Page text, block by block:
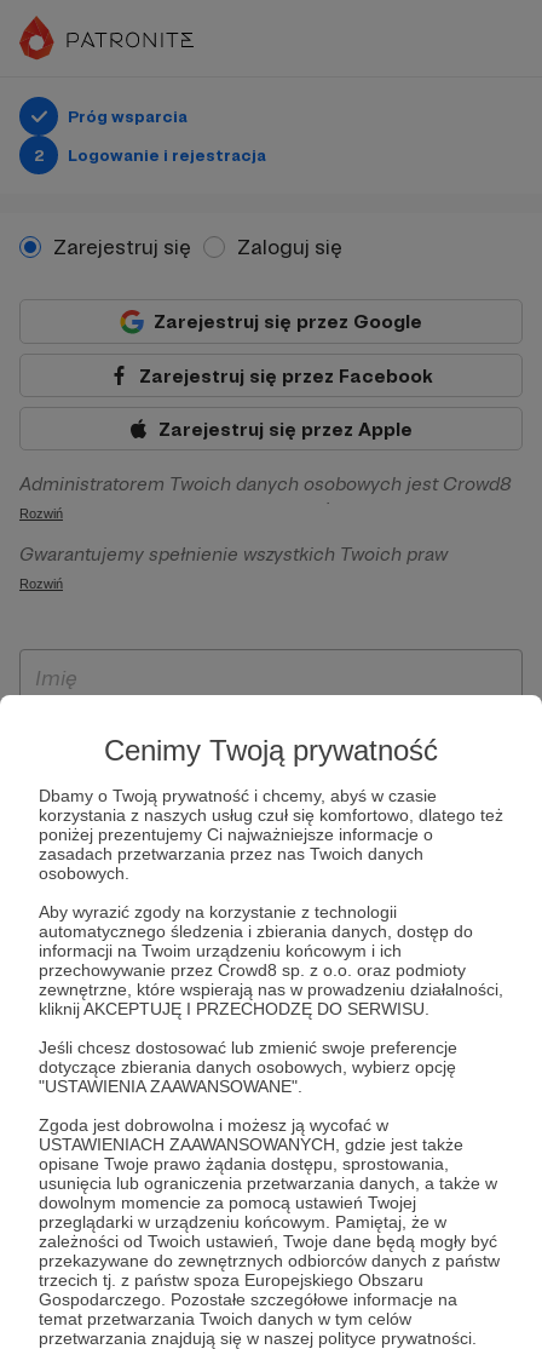
Cenimy Twoją prywatność
Dbamy o Twoją prywatność i chcemy, abyś w czasie
korzystania z naszych usług czuł się komfortowo, dlatego też
poniżej prezentujemy Ci najważniejsze informacje o
zasadach przetwarzania przez nas Twoich danych
osobowych.
Aby wyrazić zgody na korzystanie z technologii
automatycznego śledzenia i zbierania danych, dostęp do
informacji na Twoim urządzeniu końcowym i ich
przechowywanie przez Crowd8 sp. z o.o. oraz podmioty
zewnętrzne, które wspierają nas w prowadzeniu działalności,
kliknij AKCEPTUJĘ I PRZECHODZĘ DO SERWISU.
Jeśli chcesz dostosować lub zmienić swoje preferencje
dotyczące zbierania danych osobowych, wybierz opcję
"USTAWIENIA ZAAWANSOWANE".
Zgoda jest dobrowolna i możesz ją wycofać w
USTAWIENIACH ZAAWANSOWANYCH, gdzie jest także
opisane Twoje prawo żądania dostępu, sprostowania,
usunięcia lub ograniczenia przetwarzania danych, a także w
dowolnym momencie za pomocą ustawień Twojej
przeglądarki w urządzeniu końcowym. Pamiętaj, że w
zależności od Twoich ustawień, Twoje dane będą mogły być
przekazywane do zewnętrznych odbiorców danych z państw
trzecich tj. z państw spoza Europejskiego Obszaru
Gospodarczego. Pozostałe szczegółowe informacje na
temat przetwarzania Twoich danych w tym celów
przetwarzania znajdują się w naszej polityce prywatności.
Próg wsparcia
2
Logowanie i rejestracja
Zarejestruj się Zaloguj się
Zarejestruj się przez Google
Zarejestruj się przez Facebook
Zarejestruj się przez Apple
Administratorem Twoich danych osobowych jest Crowd8
sp. z o.o. z siedziba w Warszawie, ul. Żwirki i Wigury 16, 02-
092 Warszawa. Twoje dane osobowe będą przetwarzane w
szczególności w celu wykonania umowy zawartej z Tobą, w
Patronite.pl, w tym możliwości dokonywania oraz
otrzymywania wsparcia na naszej platformie oraz
Rozwiń
Gwarantujemy spełnienie wszystkich Twoich praw
wynikających z ogólnego rozporządzenia o ochronie
ich przenoszenia, niepodlegania zautomatyzowanemu
podejmowaniu decyzji, w tym profilowaniu, a także prawo
osobowych. Rejestracja dla osób niepełnoletnich możliwa
jest po przekazaniu podpisanego formularza "Zgodna na
założenie konta przez osobę niepełnoletnią", formularz
dostępny jest na stronie regulaminu Patronite.pl.
Rozwiń
* Zapoznałem się i akceptujęRegulaminserwisu oraz
Prywatności
* Wyrażam zgodę na przetwarzanie moich danych
osobowych podanych w formularzu rejestracyjnym w celu
prawidłowego świadczenia usług serwisu Patronite.
Wyrażam zgodę na otrzymywanie drogą elektroniczną
informacji handlowych - newslettera. Opcja ta może zostać
zmieniona w ustawieniach konta.